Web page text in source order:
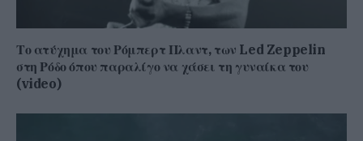
Το ατύχημα του Ρόμπερτ Πλαντ, των Led Zeppelin
στη Ρόδο όπου παραλίγο να χάσει τη γυναίκα του
(video)